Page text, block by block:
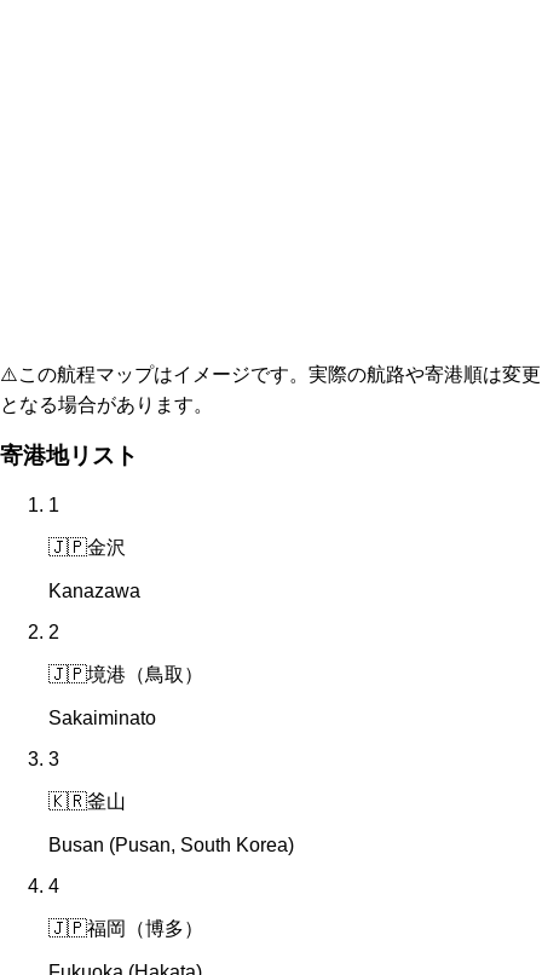
⚠️この航程マップはイメージです。実際の航路や寄港順は変更
となる場合があります。
寄港地リスト
1
🇯🇵金沢
Kanazawa
2
🇯🇵境港（鳥取）
Sakaiminato
3
🇰🇷釜山
Busan (Pusan, South Korea)
4
🇯🇵福岡（博多）